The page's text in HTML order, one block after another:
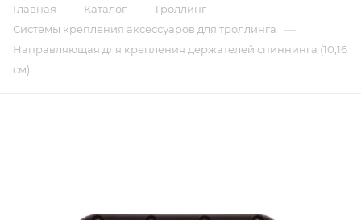
Главная — Каталог — Троллинг —
Системы крепления аксессуаров для троллинга —
Направляющая для крепления держателей спиннинга (10,16
см)